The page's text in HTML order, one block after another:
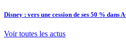
Disney : vers une cession de ses 50 % dans
Voir toutes les actus